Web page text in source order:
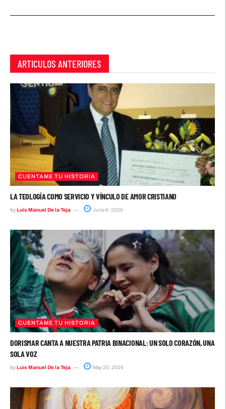
ARTICULOS ANTERIORES
CUENTAME TU HISTORIA
LA TEOLOGÍA COMO SERVICIO Y VÍNCULO DE AMOR CRISTIANO
byLuis Manuel De la Teja June 6, 2026
CUENTAME TU HISTORIA
DORISMAR CANTA A NUESTRA PATRIA BINACIONAL: UN SOLO CORAZÓN, UNA
SOLA VOZ
byLuis Manuel De la Teja May 20, 2026